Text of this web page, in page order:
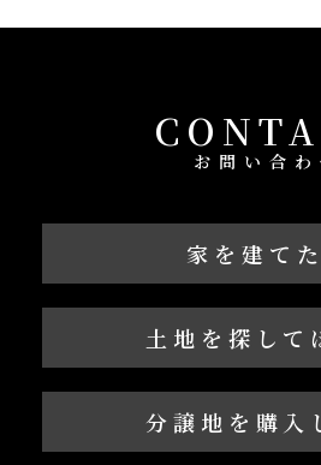
お問い合わ
家を建て
土地を探して
分譲地を購入